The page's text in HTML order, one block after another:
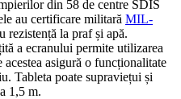
din 58 de centre SDIS
au certificare militară MIL-
rezistență la praf și apă.
a ecranului permite utilizarea
asigură o funcționalitate
Tableta poate supraviețui și
1,5 m.